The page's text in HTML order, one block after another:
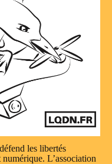
les libertés
L’association